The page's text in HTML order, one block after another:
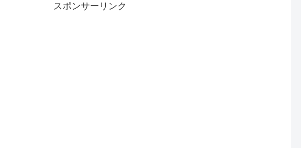
スポンサーリンク